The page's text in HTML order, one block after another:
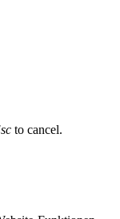
to cancel.